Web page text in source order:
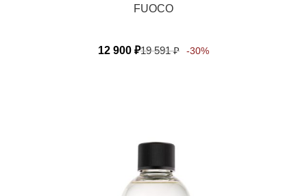
FUOCO
12 900 ₽19 591₽ -30%